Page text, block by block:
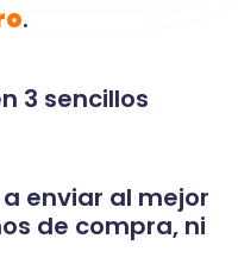
.
3 sencillos
a enviar al mejor
de compra, ni